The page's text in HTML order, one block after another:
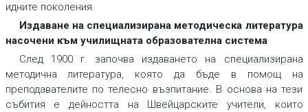
идните поколения.
Издаване на специализирана методическа литература
насочени към училищната образователна система
След 1900 г. започва издаването на специализирана
методична литература, която да бъде в помощ на
преподавателите по телесно възпитание. В основа на тези
събития е дейността на Швейцарските учители, които